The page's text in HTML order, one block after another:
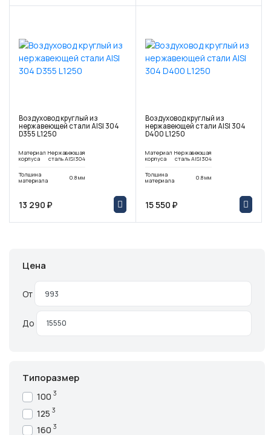
Воздуховод круглый из
нержавеющей стали AISI 304
D355 L1250
Материал
корпуса
Нержавеющая
сталь AISI304
Толщина
материала 0.8 мм
13 290 ₽
Воздуховод круглый из
нержавеющей стали AISI 304
D400 L1250
Материал
корпуса
Нержавеющая
сталь AISI304
Толщина
материала 0.8 мм
15 550 ₽
Цена
От
До
Типоразмер
100 3
125 3
160 3